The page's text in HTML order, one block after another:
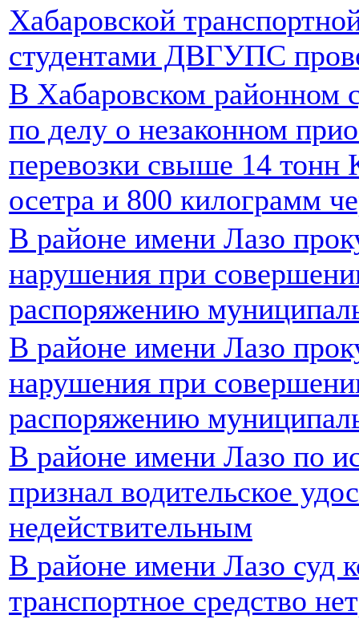
Хабаровской
студентами ДВГУПС
В Хабаровском районном
по делу о незаконном
перевозки свыше 14 тонн
осетра и 800 килограмм
В районе имени Лазо
нарушения при
распоряжению
В районе имени Лазо
нарушения при
распоряжению
В районе имени Лазо по
признал водительское
недействительным
В районе имени Лазо суд
транспортное средство